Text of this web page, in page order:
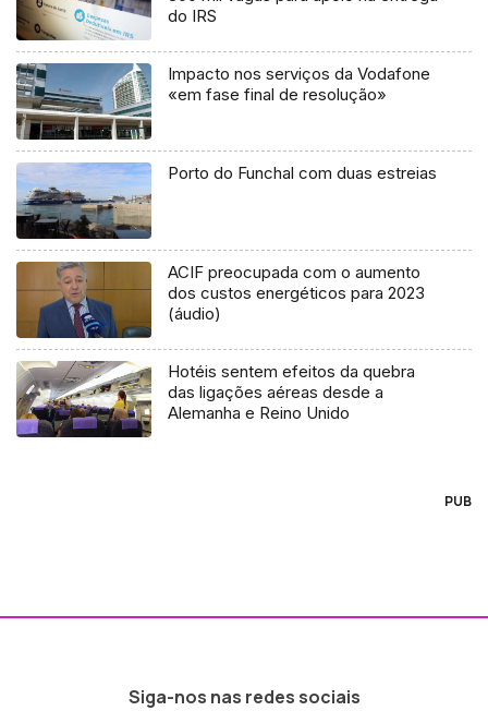
do IRS
Impacto nos serviços da Vodafone
«em fase final de resolução»
Porto do Funchal com duas estreias
ACIF preocupada com o aumento
dos custos energéticos para 2023
(áudio)
Hotéis sentem efeitos da quebra
das ligações aéreas desde a
Alemanha e Reino Unido
PUB
Siga-nos nas redes sociais